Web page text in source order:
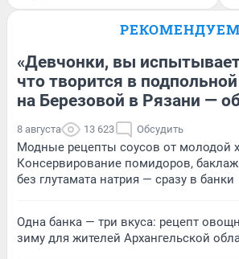
РЕКОМЕНДУЕМ
«Девчонки, вы
что творится в
на Березовой в Рязани —
8 августа 13 623 Обсудить
Модные рецепты соусов от молодой
Консервирование помидоров,
без глутамата натрия — сразу в банки
Одна банка — три вкуса: рецепт
зиму для жителей Архангельской